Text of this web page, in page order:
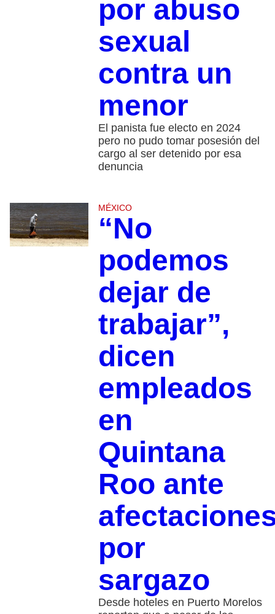
por abuso
sexual
contra un
menor
El panista fue electo en 2024
pero no pudo tomar posesión del
cargo al ser detenido por esa
denuncia
MÉXICO
“No
podemos
dejar de
trabajar”,
dicen
empleados
en
Quintana
Roo ante
por
sargazo
Desde hoteles en Puerto Morelos